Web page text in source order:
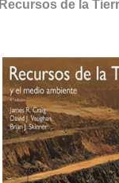
Recursos de la